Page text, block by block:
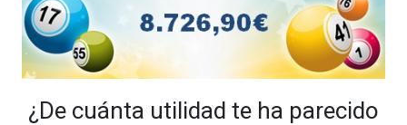
¿De cuánta utilidad te ha parecido